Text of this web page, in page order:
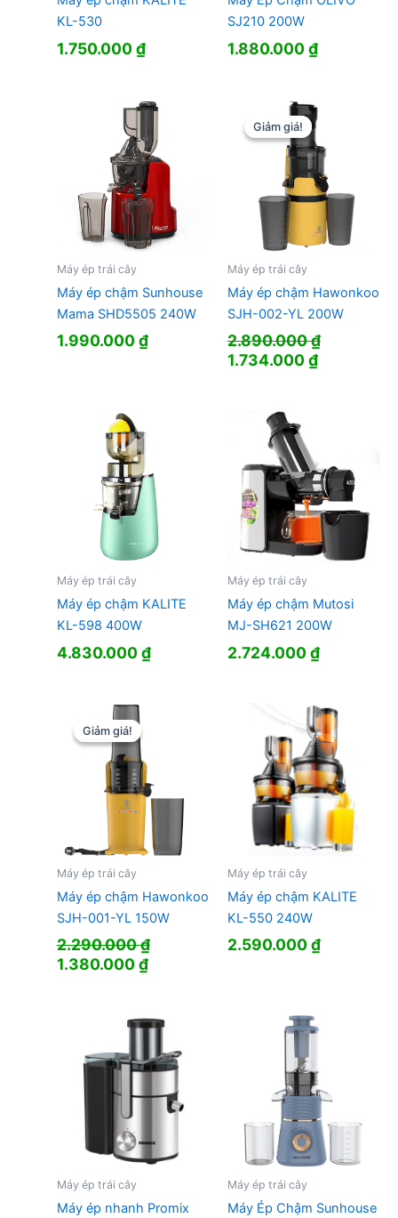
KL-530
1.750.000₫
SJ210 200W
1.880.000₫
Máy ép trái cây
Máy ép chậm Sunhouse
Mama SHD5505 240W
1.990.000₫
Giảm giá!
Giảm giá!
Máy ép trái cây
Máy ép chậm Hawonkoo
SJH-002-YL 200W
2.890.000₫
Giá
2.890.000 ₫.
1.734.000₫Giá
Máy ép trái cây
Máy ép chậm KALITE
KL-598 400W
4.830.000₫
Máy ép trái cây
Máy ép chậm Mutosi
MJ-SH621 200W
2.724.000₫
Giảm giá!
Giảm giá!
Máy ép trái cây
Máy ép chậm Hawonkoo
SJH-001-YL 150W
2.290.000₫
Giá
2.290.000 ₫.
1.380.000₫Giá
là:
Máy ép trái cây
Máy ép chậm KALITE
KL-550 240W
2.590.000₫
Máy ép trái cây
Máy ép nhanh Promix
Máy ép trái cây
Máy Ép Chậm Sunhouse